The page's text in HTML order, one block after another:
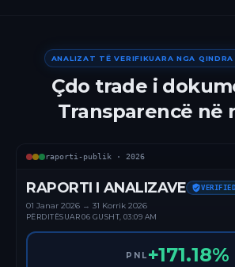
ANALIZAT TË VERIFIKUARA NGA QINDRA
Çdo trade i
Transparencë në
raporti-publik · 2026
RAPORTI I ANALIZAVE VERIFIED
01 Janar 2026 → 31 Korrik 2026
PËRDITËSUAR06 GUSHT, 03:09 AM
PNL +171.18%